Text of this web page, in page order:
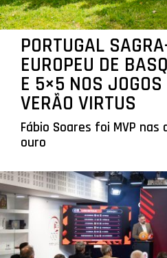
PORTUGAL
EUROPEU DE
E 5×5 NOS JOGOS
VERÃO VIRTUS
Fábio Soares foi MVP nas
ouro